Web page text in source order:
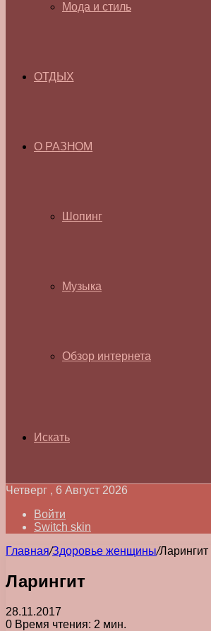
Мода и стиль
ОТДЫХ
О РАЗНОМ
Шопинг
Музыка
Обзор интернета
Искать
Четверг , 6 Август 2026
Войти
Switch skin
Главная/Здоровье женщины/Ларингит
Ларингит
28.11.2017
0 Время чтения: 2 мин.